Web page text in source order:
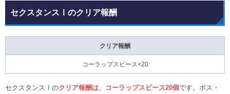
セクスタンスⅠのクリア報酬
クリア報酬
コーラップスピース×20
セクスタンスⅠのクリア報酬は、コーラップスピース20個です。ボス・